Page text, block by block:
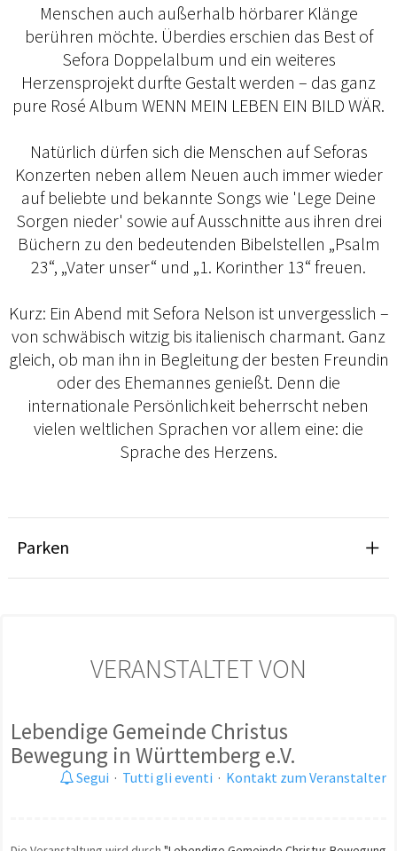
Menschen auch außerhalb hörbarer Klänge
berühren möchte. Überdies erschien das Best of
Sefora Doppelalbum und ein weiteres
Herzensprojekt durfte Gestalt werden – das ganz
pure Rosé Album WENN MEIN LEBEN EIN BILD WÄR.
Natürlich dürfen sich die Menschen auf Seforas
Konzerten neben allem Neuen auch immer wieder
auf beliebte und bekannte Songs wie 'Lege Deine
Sorgen nieder' sowie auf Ausschnitte aus ihren drei
Büchern zu den bedeutenden Bibelstellen „Psalm
23“, „Vater unser“ und „1. Korinther 13“ freuen.
Kurz: Ein Abend mit Sefora Nelson ist unvergesslich –
von schwäbisch witzig bis italienisch charmant. Ganz
gleich, ob man ihn in Begleitung der besten Freundin
oder des Ehemannes genießt. Denn die
internationale Persönlichkeit beherrscht neben
vielen weltlichen Sprachen vor allem eine: die
Sprache des Herzens.
Parken
VERANSTALTET VON
Lebendige Gemeinde Christus
Bewegung in Württemberg e.V.
Segui · Tutti gli eventi · Kontakt zum Veranstalter